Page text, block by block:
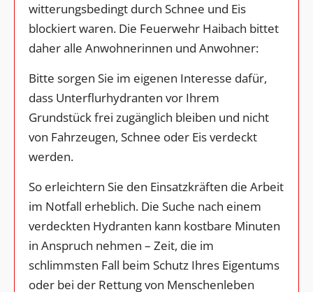
witterungsbedingt durch Schnee und Eis
blockiert waren. Die Feuerwehr Haibach bittet
daher alle Anwohnerinnen und Anwohner:
Bitte sorgen Sie im eigenen Interesse dafür,
dass Unterflurhydranten vor Ihrem
Grundstück frei zugänglich bleiben und nicht
von Fahrzeugen, Schnee oder Eis verdeckt
werden.
So erleichtern Sie den Einsatzkräften die Arbeit
im Notfall erheblich. Die Suche nach einem
verdeckten Hydranten kann kostbare Minuten
in Anspruch nehmen – Zeit, die im
schlimmsten Fall beim Schutz Ihres Eigentums
oder bei der Rettung von Menschenleben